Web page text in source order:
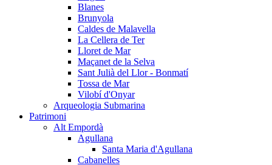
Blanes
Brunyola
Caldes de Malavella
La Cellera de Ter
Lloret de Mar
Maçanet de la Selva
Sant Julià del Llor - Bonmatí
Tossa de Mar
Vilobí d'Onyar
Arqueologia Submarina
Patrimoni
Alt Empordà
Agullana
Santa Maria d'Agullana
Cabanelles